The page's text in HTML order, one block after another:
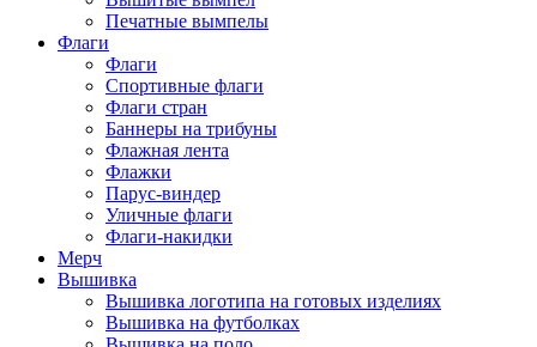
Печатные вымпелы
Флаги
Флаги
Спортивные флаги
Флаги стран
Баннеры на трибуны
Флажная лента
Флажки
Парус-виндер
Уличные флаги
Флаги-накидки
Мерч
Вышивка
Вышивка логотипа на готовых изделиях
Вышивка на футболках